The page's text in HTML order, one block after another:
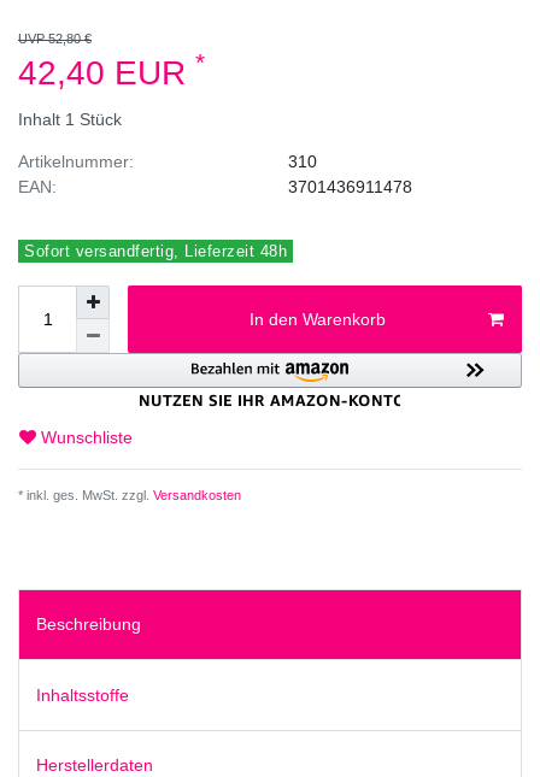
UVP 52,80 €
42,40 EUR *
Inhalt 1 Stück
Artikelnummer:
EAN:
310
3701436911478
Sofort versandfertig, Lieferzeit 48h
In den Warenkorb
Wunschliste
* inkl. ges. MwSt. zzgl. Versandkosten
Beschreibung
Inhaltsstoffe
Herstellerdaten